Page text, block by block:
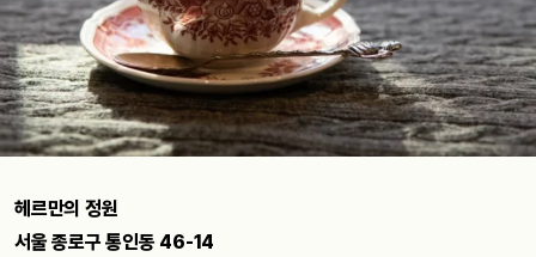
헤르만의 정원
서울 종로구 통인동 46-14